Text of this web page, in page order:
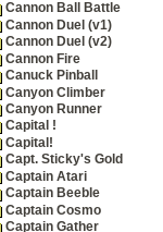
Cannon Ball Battle
Cannon Duel (v1)
Cannon Duel (v2)
Cannon Fire
Canuck Pinball
Canyon Climber
Canyon Runner
Capital !
Capital!
Capt. Sticky's Gold
Captain Atari
Captain Beeble
Captain Cosmo
Captain Gather